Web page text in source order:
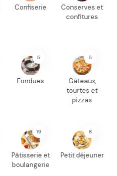
Confiserie
Conserves et
confitures
5
Fondues
5
Gâteaux,
tourtes et
pizzas
19
Pâtisserie et
boulangerie
8
Petit déjeuner